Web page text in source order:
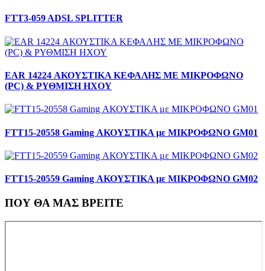
FTT3-059 ADSL SPLITTER
EAR 14224 ΑΚΟΥΣΤΙΚΑ ΚΕΦΑΛΗΣ ΜΕ ΜΙΚΡΟΦΩΝΟ
(PC) & ΡΥΘΜΙΣΗ ΗΧΟΥ
FTT15-20558 Gaming ΑΚΟΥΣΤΙΚΑ με ΜΙΚΡΟΦΩΝΟ GM01
FTT15-20559 Gaming ΑΚΟΥΣΤΙΚΑ με ΜΙΚΡΟΦΩΝΟ GM02
ΠΟΥ ΘΑ ΜΑΣ ΒΡΕΙΤΕ